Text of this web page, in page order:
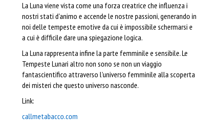
La Luna viene vista come una forza creatrice che influenza i
nostri stati d’animo e accende le nostre passioni, generando in
noi delle tempeste emotive da cui è impossibile schermarsi e
a cui è difficile dare una spiegazione logica.
La Luna rappresenta infine la parte femminile e sensibile. Le
Tempeste Lunari altro non sono se non un viaggio
fantascientifico attraverso l’universo femminile alla scoperta
dei misteri che questo universo nasconde.
Link:
callmetabacco.com